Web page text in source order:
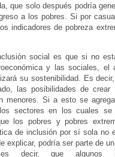
que solo después podría
a los pobres. Si por
indicadores de pobreza
social es que si no
y las sociales, el
su sostenibilidad. Es
las posibilidades de crear
menores. Si a esto se
sectores en los cuales se
los pobres y pobres
de inclusión por sí sola no
explicar, podría ser parte de
decir, que algunos